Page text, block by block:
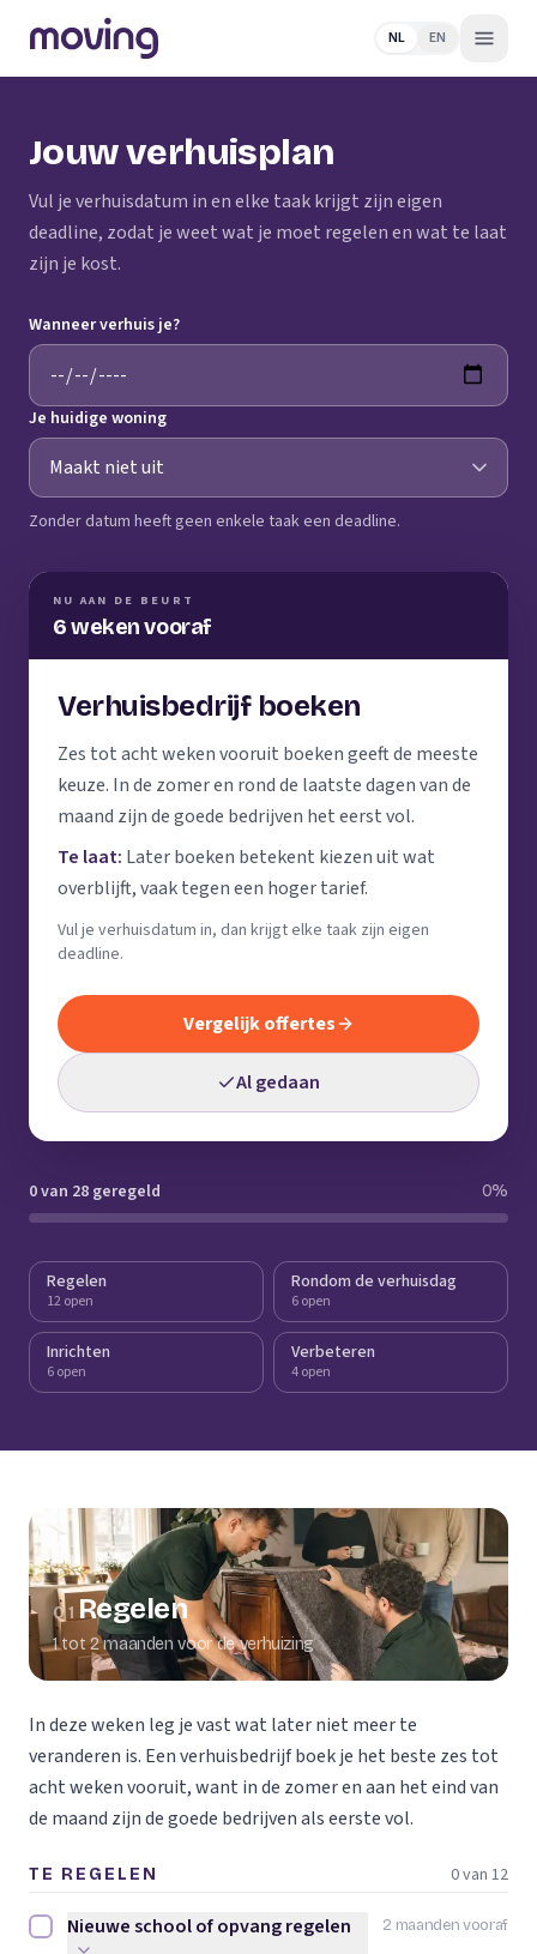
NL EN
Jouw verhuisplan
Vul je verhuisdatum in en elke taak krijgt zijn eigen
deadline, zodat je weet wat je moet regelen en wat te laat
zijn je kost.
Wanneer verhuis je?
Je huidige woning
Zonder datum heeft geen enkele taak een deadline.
NU AAN DE BEURT
6 weken vooraf
Verhuisbedrijf boeken
Zes tot acht weken vooruit boeken geeft de meeste
keuze. In de zomer en rond de laatste dagen van de
maand zijn de goede bedrijven het eerst vol.
Te laat: Later boeken betekent kiezen uit wat
overblijft, vaak tegen een hoger tarief.
Vul je verhuisdatum in, dan krijgt elke taak zijn eigen
deadline.
Vergelijk offertes
Al gedaan
0 van 28 geregeld 0%
Regelen
12 open
Rondom de verhuisdag
6 open
Inrichten
6 open
Verbeteren
4 open
01 Regelen
1 tot 2 maanden voor de verhuizing
In deze weken leg je vast wat later niet meer te
veranderen is. Een verhuisbedrijf boek je het beste zes tot
acht weken vooruit, want in de zomer en aan het eind van
de maand zijn de goede bedrijven als eerste vol.
TE REGELEN 0 van 12
2 maanden vooraf
Nieuwe school of opvang regelen afvinken
Nieuwe school of opvang regelen